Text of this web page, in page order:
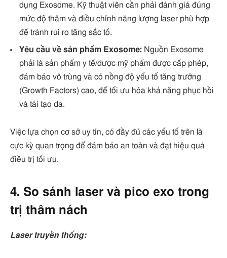
dụng Exosome. Kỹ thuật viên cần phải đánh giá đúng
mức độ thâm và điều chỉnh năng lượng laser phù hợp
để tránh rủi ro tăng sắc tố.
Yêu cầu về sản phẩm Exosome: Nguồn Exosome
phải là sản phẩm y tế/dược mỹ phẩm được cấp phép,
đảm bảo vô trùng và có nồng độ yếu tố tăng trưởng
(Growth Factors) cao, để tối ưu hóa khả năng phục hồi
và tái tạo da.
Việc lựa chọn cơ sở uy tín, có đầy đủ các yếu tố trên là
cực kỳ quan trọng để đảm bảo an toàn và đạt hiệu quả
điều trị tối ưu.
4. So sánh laser và pico exo trong
trị thâm nách
Laser truyền thống: